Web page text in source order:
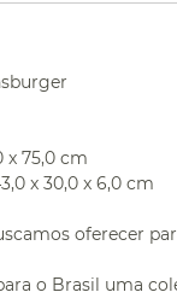
x 75,0 cm
x 30,0 x 6,0 cm
oferecer
o Brasil uma